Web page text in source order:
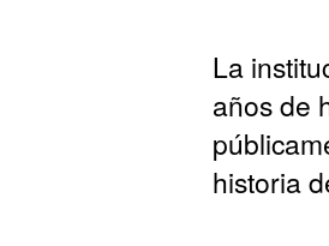
La
años de
historia